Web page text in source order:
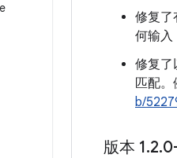
修复了
何输入
修复了
匹配。
b/
版本 1.2.